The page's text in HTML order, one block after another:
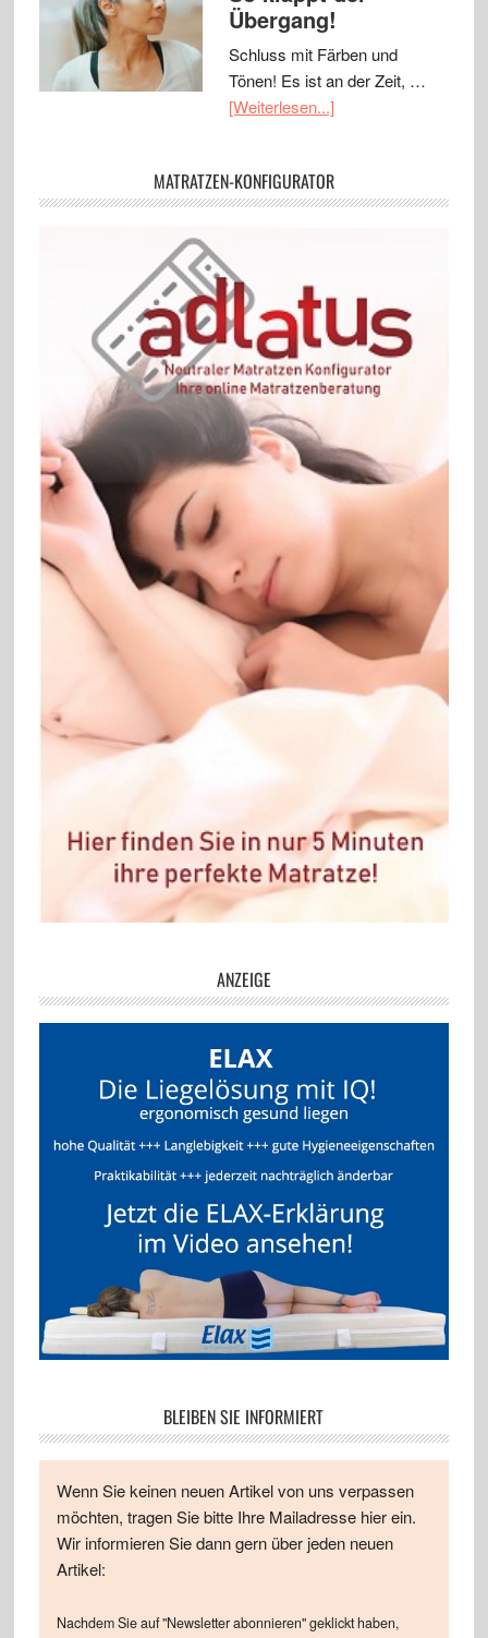
Übergang!
Schluss mit Färben und
Tönen! Es ist an der Zeit, …
[Weiterlesen...]
MATRATZEN-KONFIGURATOR
ANZEIGE
BLEIBEN SIE INFORMIERT
Wenn Sie keinen neuen Artikel von uns verpassen
möchten, tragen Sie bitte Ihre Mailadresse hier ein.
Wir informieren Sie dann gern über jeden neuen
Artikel:
Nachdem Sie auf "Newsletter abonnieren" geklickt haben,